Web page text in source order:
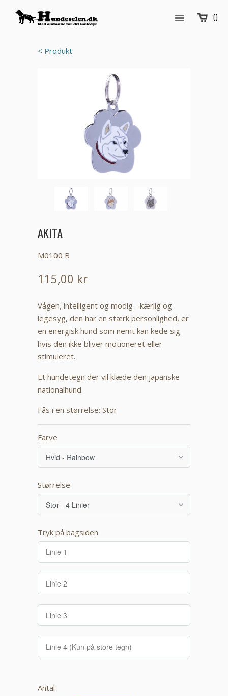
0
< Produkt
AKITA
M0100 B
115,00 kr
Vågen, intelligent og modig - kærlig og
legesyg, den har en stærk personlighed, er
en energisk hund som nemt kan kede sig
hvis den ikke bliver motioneret eller
stimuleret.
Et hundetegn der vil klæde den japanske
nationalhund.
Fås i en størrelse: Stor
Farve
Størrelse
Tryk på bagsiden
Antal